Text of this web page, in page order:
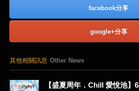
facebook分享
google+分享
其他相關訊息 Other News
【盛夏周年．Chill 愛悅池】